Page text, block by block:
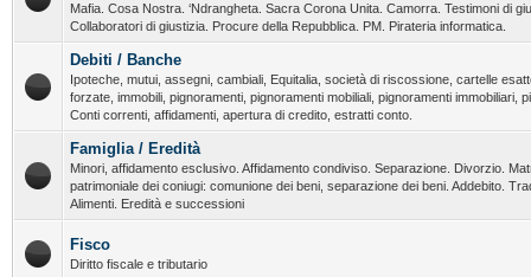
Mafia. Cosa Nostra. ‘Ndrangheta. Sacra Corona Unita. Camorra. Testimoni di
Collaboratori di giustizia. Procure della Repubblica. PM. Pirateria informatica.
Debiti / Banche
Ipoteche, mutui, assegni, cambiali, Equitalia, società di riscossione, cartelle
forzate, immobili, pignoramenti, pignoramenti mobiliali, pignoramenti immobiliari,
Conti correnti, affidamenti, apertura di credito, estratti conto.
Famiglia / Eredità
Minori, affidamento esclusivo. Affidamento condiviso. Separazione. Divorzio.
patrimoniale dei coniugi: comunione dei beni, separazione dei beni. Addebito.
Alimenti. Eredità e successioni
Fisco
Diritto fiscale e tributario